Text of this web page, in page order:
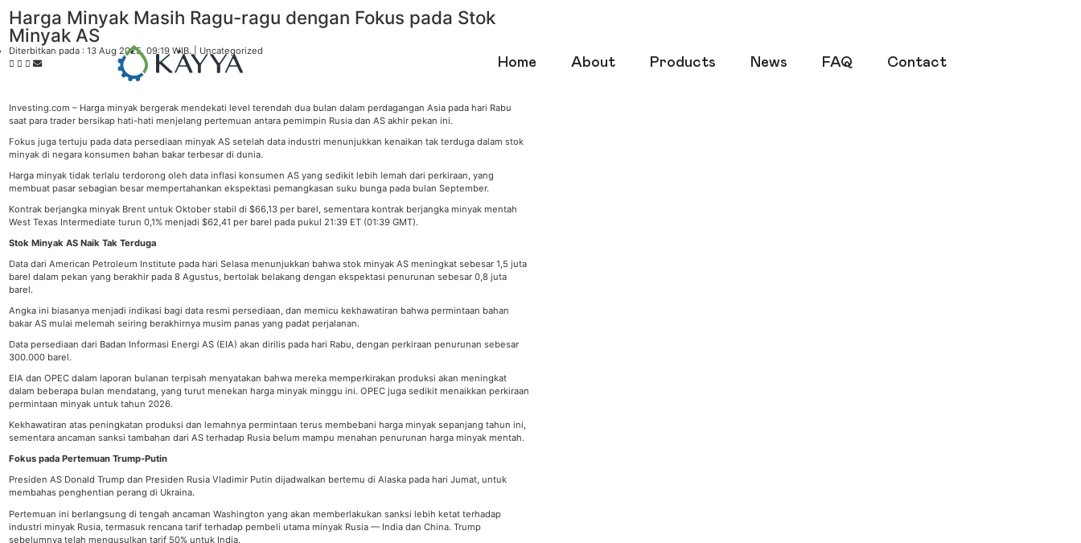
Home About Products News FAQ Contact
Harga Minyak Masih Ragu-ragu dengan Fokus pada Stok
Minyak AS
Diterbitkan pada : 13 Aug 2025, 09:19 WIB. | Uncategorized
Investing.com – Harga minyak bergerak mendekati level terendah dua bulan dalam perdagangan Asia pada hari Rabu
saat para trader bersikap hati-hati menjelang pertemuan antara pemimpin Rusia dan AS akhir pekan ini.
Fokus juga tertuju pada data persediaan minyak AS setelah data industri menunjukkan kenaikan tak terduga dalam stok
minyak di negara konsumen bahan bakar terbesar di dunia.
Harga minyak tidak terlalu terdorong oleh data inflasi konsumen AS yang sedikit lebih lemah dari perkiraan, yang
membuat pasar sebagian besar mempertahankan ekspektasi pemangkasan suku bunga pada bulan September.
Kontrak berjangka minyak Brent untuk Oktober stabil di $66,13 per barel, sementara kontrak berjangka minyak mentah
West Texas Intermediate turun 0,1% menjadi $62,41 per barel pada pukul 21:39 ET (01:39 GMT).
Stok Minyak AS Naik Tak Terduga
Data dari American Petroleum Institute pada hari Selasa menunjukkan bahwa stok minyak AS meningkat sebesar 1,5 juta
barel dalam pekan yang berakhir pada 8 Agustus, bertolak belakang dengan ekspektasi penurunan sebesar 0,8 juta
barel.
Angka ini biasanya menjadi indikasi bagi data resmi persediaan, dan memicu kekhawatiran bahwa permintaan bahan
bakar AS mulai melemah seiring berakhirnya musim panas yang padat perjalanan.
Data persediaan dari Badan Informasi Energi AS (EIA) akan dirilis pada hari Rabu, dengan perkiraan penurunan sebesar
300.000 barel.
EIA dan OPEC dalam laporan bulanan terpisah menyatakan bahwa mereka memperkirakan produksi akan meningkat
dalam beberapa bulan mendatang, yang turut menekan harga minyak minggu ini. OPEC juga sedikit menaikkan perkiraan
permintaan minyak untuk tahun 2026.
Kekhawatiran atas peningkatan produksi dan lemahnya permintaan terus membebani harga minyak sepanjang tahun ini,
sementara ancaman sanksi tambahan dari AS terhadap Rusia belum mampu menahan penurunan harga minyak mentah.
Fokus pada Pertemuan Trump-Putin
Presiden AS Donald Trump dan Presiden Rusia Vladimir Putin dijadwalkan bertemu di Alaska pada hari Jumat, untuk
membahas penghentian perang di Ukraina.
Pertemuan ini berlangsung di tengah ancaman Washington yang akan memberlakukan sanksi lebih ketat terhadap
industri minyak Rusia, termasuk rencana tarif terhadap pembeli utama minyak Rusia — India dan China. Trump
sebelumnya telah mengusulkan tarif 50% untuk India.